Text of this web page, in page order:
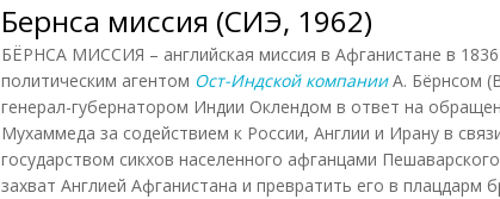
Бернса миссия (СИЭ, 1962)
БЁРНСА МИССИЯ – английская миссия в Афганистане в
политическим агентом Ост-Индской компанииА. Бёрнсом
генерал-губернатором Индии Оклендом в ответ на
Мухаммеда за содействием к России, Англии и Ирану в
государством сикхов населенного афганцами
захват Англией Афганистана и превратить его в плацдарм